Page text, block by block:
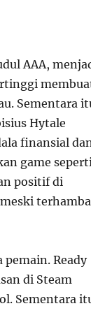
AAA,
Sementara
Hytale
finansial
game
positif di
Ready
di Steam
Sementara